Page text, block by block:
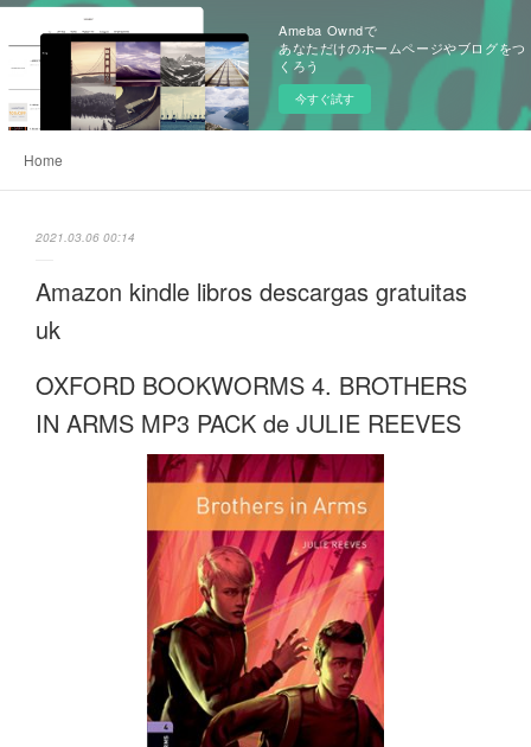
Ameba Owndで
あなただけのホームページやブログをつ
くろう
今すぐ試す
Home
2021.03.06 00:14
Amazon kindle libros descargas gratuitas
uk
OXFORD BOOKWORMS 4. BROTHERS
IN ARMS MP3 PACK de JULIE REEVES